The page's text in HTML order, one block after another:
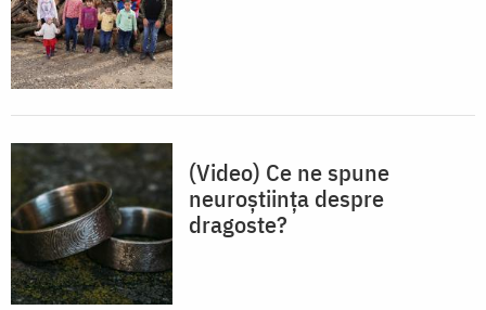
(Video) Ce ne spune
neuroștiința despre
dragoste?